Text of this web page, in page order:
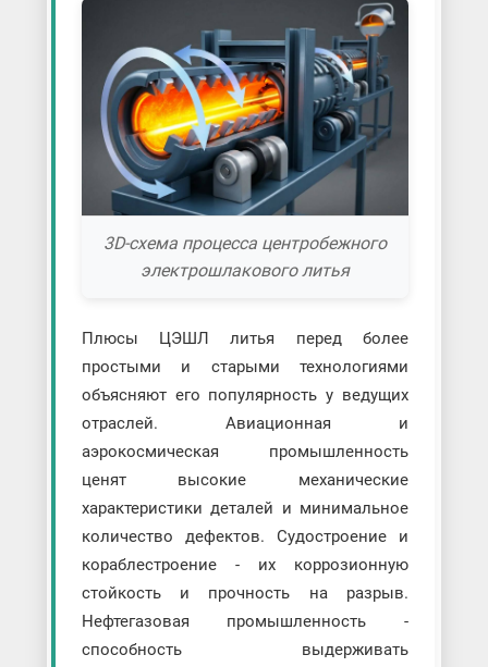
3D-схема процесса центробежного
электрошлакового литья
Плюсы ЦЭШЛ литья перед более
простыми и старыми технологиями
объясняют его популярность у ведущих
отраслей. Авиационная и
аэрокосмическая промышленность
ценят высокие механические
характеристики деталей и минимальное
количество дефектов. Судостроение и
кораблестроение - их коррозионную
стойкость и прочность на разрыв.
Нефтегазовая промышленность -
способность выдерживать